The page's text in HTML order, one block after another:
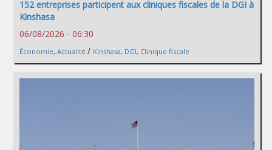
152 entreprises participent aux cliniques fiscales de la DGI à
Kinshasa
06/08/2026 - 06:30
Économie, Actualité / Kinshasa, DGI, Clinique fiscale